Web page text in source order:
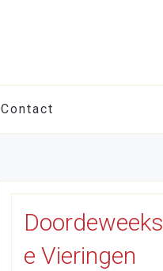
Contact
Doordeweeks
e Vieringen